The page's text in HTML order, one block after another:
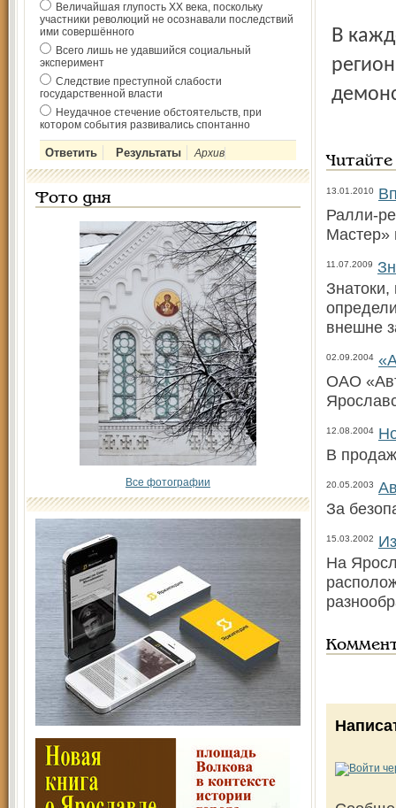
Величайшая глупость ХХ века, поскольку
участники революций не осознавали последствий
ими совершённого
Всего лишь не удавшийся социальный
эксперимент
Следствие преступной слабости
государственной власти
Неудачное стечение обстоятельств, при
котором события развивались спонтанно
Архив
Фото дня
Все фотографии
В каждом городе по маршруту пробега на базе
13.01.2010
Ралли-
Мастер»
11.07.2009
внешне
02.09.2004
ОАО
12.08.2004
В
20.05.2003
За
15.03.2002
На